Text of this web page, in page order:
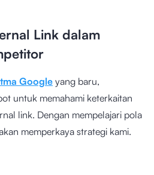
Link dalam
Googleyang baru,
untuk memahami keterkaitan
link. Dengan mempelajari pola
memperkaya strategi kami.